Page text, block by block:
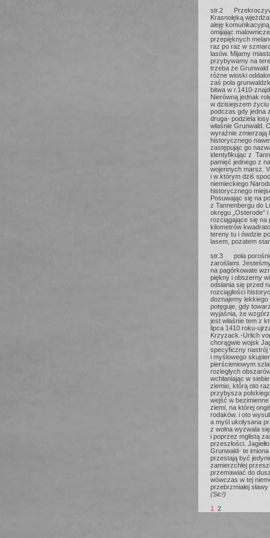
str.2
Krasnołęką
aleję
omijając
przepięknych
raz po raz w
lasów. Mijamy
przybywamy na
trzeba że Grunwald
różne wioski
zaś pola
bitwa w r.1410-
Nierówną jednak
w dzisiejszem
podczas gdy jedna
druga- podziela
właśnie Grunwald.
wyraźnie zmierzają
historycznego
zastępując go
identyfikując z
pamięć jednego z
wojennych marsz.
i w którym dziś
niemieckiego
historycznego
Posuwając się na
z Tannenbergu do
okręgu „Osterode”
rozciągające się na
kilometrów
tereny tu i ówdzie
lasem, pozatem
str.3 pola
zaroślami.
na pagórkowate
piękny i obszerny
odsłania się przed
rozciągłości
doznajemy
potęguje, gdy
wyjaśnia, że
jest właśnie tem z
lipca 1410 roku-
Krzyzack.-Urlich
chorągwie wojsk
specyficzny nastrój
i myślowego
pierścieniowym
rozległych
wchłaniając w
ziemio, którą oto
przybysza
wejść w
ziemi, na której
rodaków. i oto
a myśl ukołysana
z wolna wyzwala
i poprzez mglistą
przeszłości.
Grunwald- te
przestają być
zamierzchłej
przemawiać do
wówczas w tej
przebrzmiałej sławy
(Sic!)
1
2